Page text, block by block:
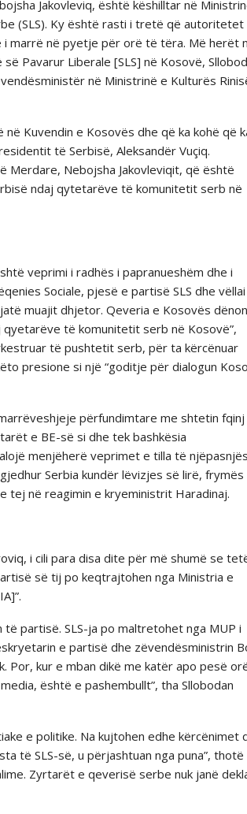
Jakovleviq, është këshilltar në
(SLS). Ky është rasti i tretë që autoritetet
marrë në pyetje për orë të tëra. Më herët
Pavarur Liberale [SLS] në Kosovë,
në Ministrinë e Kulturës
Kuvendin e Kosovës dhe që ka kohë që
të Serbisë, Aleksandër Vuçiq.
Merdare, Nebojsha Jakovleviqit, që është
ndaj qytetarëve të komunitetit serb në
veprimi i radhës i papranueshëm dhe i
Sociale, pjesë e partisë SLS dhe vëllai
muajit dhjetor. Qeveria e Kosovës dënon
të komunitetit serb në Kosovë”,
të pushtetit serb, për ta kërcënuar
presione si një “goditje për dialogun
përfundimtare me shtetin fqinj
e BE-së si dhe tek bashkësia
menjëherë veprimet e tilla të
Serbia kundër lëvizjes së lirë, frymës
tej në reagimin e kryeministrit Haradinaj.
i cili para disa dite për më shumë se
së tij po keqtrajtohen nga Ministria e
partisë. SLS-ja po maltretohet nga MUP i
e partisë dhe zëvendësministrin
Por, kur e mban dikë me katër apo pesë
është e pashembullt”, tha Sllobodan
e politike. Na kujtohen edhe kërcënimet
të SLS-së, u përjashtuan nga puna”, thotë
Zyrtarët e qeverisë serbe nuk janë